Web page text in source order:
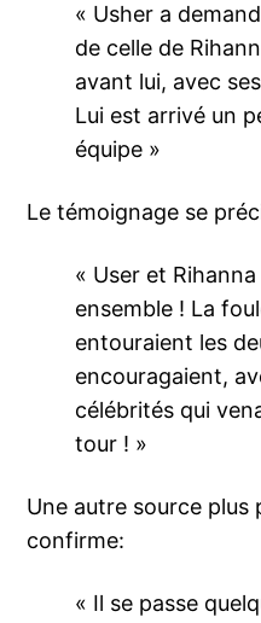
« Usher a
de celle de
avant lui, avec
Lui est arrivé un
équipe »
Le témoignage se
« User et
ensemble ! La
entouraient les
encouragaient,
célébrités qui
tour ! »
Une autre source
confirme:
« Il se passe